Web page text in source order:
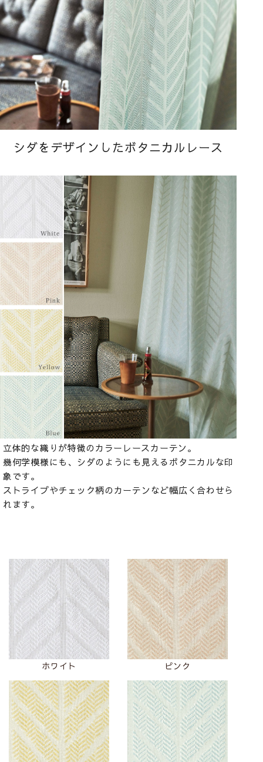
シダをデザインしたボタニカルレース
立体的な織りが特徴のカラーレースカーテン。
幾何学模様にも、シダのようにも見えるボタニカルな印
象です。
ストライプやチェック柄のカーテンなど幅広く合わせら
れます。
ホワイト ピンク